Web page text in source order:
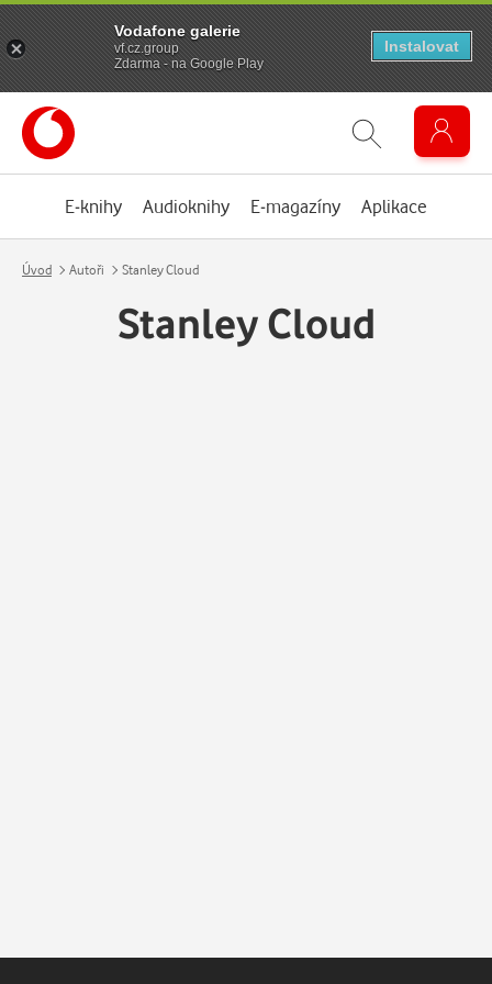
E-knihy Audioknihy E-magazíny Aplikace
Úvod Autoři Stanley Cloud
Stanley Cloud
Vodafone galerie
vf.cz.group
Zdarma - na Google Play
Instalovat